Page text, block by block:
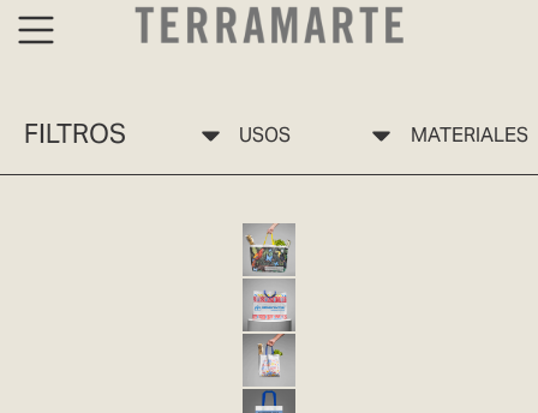
FILTROS USOS MATERIALES
BOLSA ECO 10 SELVA TERRAMARTE
BOLSA ECOLÓGICA ECO 10 PP
BOLSA ECO 11 JARDÍN TERRAMARTE